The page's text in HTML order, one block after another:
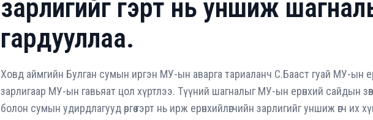
зарлигийг гэрт нь уншиж
гардууллаа.
Ховд аймгийн Булган сумын иргэн МУ-ын аварга тариаланч С.Бааст гуай МУ-ын
зарлигаар МУ-ын гавьяат цол хүртлээ. Түүний шагналыг МУ-ын ерөнхий сайдын
болон сумын удирдлагууд өргөө гэрт нь ирж ерөнхийлөгчийн зарлигийг уншиж өгч их